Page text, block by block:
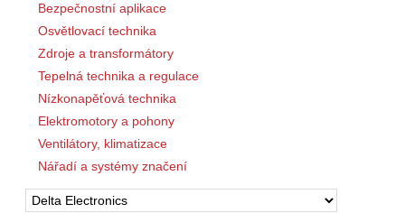
Bezpečnostní aplikace
Osvětlovací technika
Zdroje a transformátory
Tepelná technika a regulace
Nízkonapěťová technika
Elektromotory a pohony
Ventilátory, klimatizace
Nářadí a systémy značení